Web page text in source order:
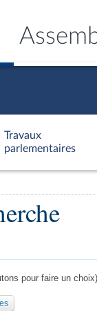
Travaux
parlementaires
pour faire un choix)